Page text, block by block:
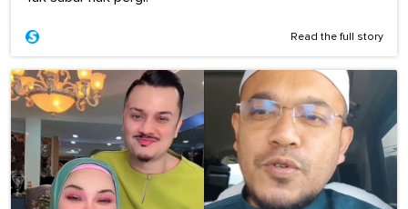
Read the full story